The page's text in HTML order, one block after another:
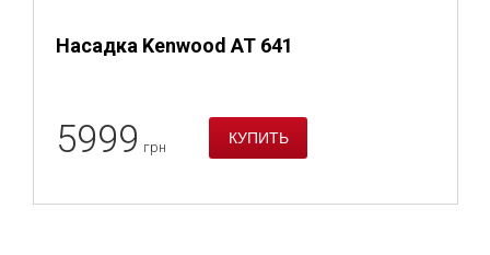
Насадка Kenwood AT 641
5999 грн